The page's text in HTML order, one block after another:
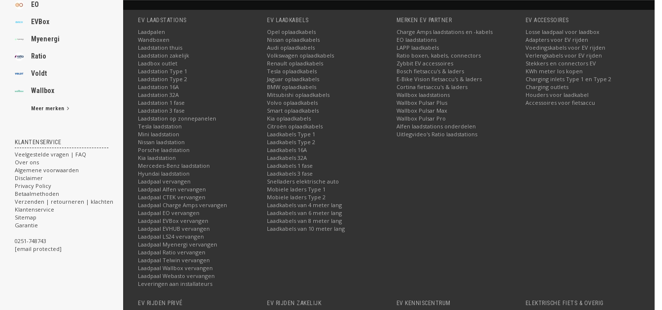
EO
EVBox
Myenergi
Ratio
Voldt
Wallbox
Meer merken
KLANTENSERVICE
Veelgestelde vragen | FAQ
Over ons
Algemene voorwaarden
Disclaimer
Privacy Policy
Betaalmethoden
Verzenden | retourneren | klachten
Klantenservice
Sitemap
Garantie
0251-748743
[email protected]
EV LAADSTATIONS
Laadpalen
Wandboxen
Laadstation thuis
Laadstation zakelijk
Laadbox outlet
Laadstation Type 1
Laadstation Type 2
Laadstation 16A
Laadstation 32A
Laadstation 1 fase
Laadstation 3 fase
Laadstation op zonnepanelen
Tesla laadstation
Mini laadstation
Nissan laadstation
Porsche laadstation
Kia laadstation
Mercedes-Benz laadstation
Hyundai laadstation
Laadpaal vervangen
Laadpaal Alfen vervangen
Laadpaal CTEK vervangen
Laadpaal Charge Amps vervangen
Laadpaal EO vervangen
Laadpaal EVBox vervangen
Laadpaal EVHUB vervangen
Laadpaal LS24 vervangen
Laadpaal Myenergi vervangen
Laadpaal Ratio vervangen
Laadpaal Telwin vervangen
Laadpaal Wallbox vervangen
Laadpaal Webasto vervangen
Leveringen aan installateurs
EV LAADKABELS
Opel oplaadkabels
Nissan oplaadkabels
Audi oplaadkabels
Volkswagen oplaadkabels
Renault oplaadkabels
Tesla oplaadkabels
Jaguar oplaadkabels
BMW oplaadkabels
Mitsubishi oplaadkabels
Volvo oplaadkabels
Smart oplaadkabels
Kia oplaadkabels
Citroën oplaadkabels
Laadkabels Type 1
Laadkabels Type 2
Laadkabels 16A
Laadkabels 32A
Laadkabels 1 fase
Laadkabels 3 fase
Snelladers elektrische auto
Mobiele laders Type 1
Mobiele laders Type 2
Laadkabels van 4 meter lang
Laadkabels van 6 meter lang
Laadkabels van 8 meter lang
Laadkabels van 10 meter lang
MERKEN EV PARTNER
Charge Amps laadstations en -kabels
EO laadstations
LAPP laadkabels
Ratio boxen, kabels, connectors
Zybbit EV accessoires
Bosch fietsaccu's & laders
E-Bike Vision fietsaccu's & laders
Cortina fietsaccu's & laders
Wallbox laadstations
Wallbox Pulsar Plus
Wallbox Pulsar Max
Wallbox Pulsar Pro
Alfen laadstations onderdelen
Uitlegvideo's Ratio laadstations
EV ACCESSOIRES
Losse laadpaal voor laadbox
Adapters voor EV rijden
Voedingskabels voor EV rijden
Verlengkabels voor EV rijden
Stekkers en connectors EV
KWh meter los kopen
Charging inlets Type 1 en Type 2
Charging outlets
Houders voor laadkabel
Accessoires voor fietsaccu
EV RIJDEN PRIVÉ EV RIJDEN ZAKELIJK EV KENNISCENTRUM ELEKTRISCHE FIETS & OVERIG